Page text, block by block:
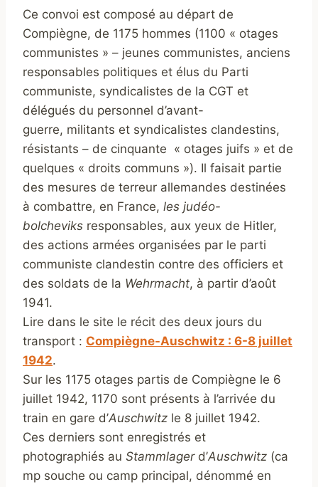
Ce convoi est composé au départ de
Compiègne, de 1175 hommes (1100 « otages
communistes » – jeunes communistes, anciens
responsables politiques et élus du Parti
communiste, syndicalistes de la CGT et
délégués du personnel d’avant-
guerre, militants et syndicalistes clandestins,
résistants – de cinquante « otages juifs » et de
quelques « droits communs »). Il faisait partie
des mesures de terreur allemandes destinées
à combattre, en France, les judéo-
bolcheviks responsables, aux yeux de Hitler,
des actions armées organisées par le parti
communiste clandestin contre des officiers et
des soldats de la Wehrmacht, à partir d’août
1941.
Lire dans le site le récit des deux jours du
transport : Compiègne-Auschwitz : 6-8 juillet
1942.
Sur les 1175 otages partis de Compiègne le 6
juillet 1942, 1170 sont présents à l’arrivée du
train en gare d’Auschwitz le 8 juillet 1942.
Ces derniers sont enregistrés et
photographiés au Stammlagerd’Auschwitz (ca
mp souche ou camp principal, dénommé en